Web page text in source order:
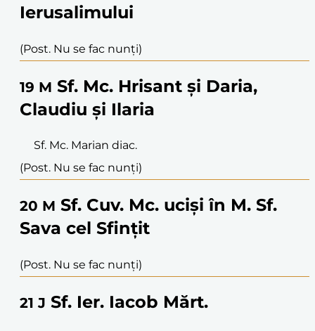
Ierusalimului
(Post. Nu se fac nunți)
19 M Sf. Mc. Hrisant și Daria,
Claudiu și Ilaria
Sf. Mc. Marian diac.
(Post. Nu se fac nunți)
20 M Sf. Cuv. Mc. uciși în M. Sf.
Sava cel Sfințit
(Post. Nu se fac nunți)
21 J Sf. Ier. Iacob Mărt.